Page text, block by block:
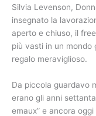
Silvia Levenson,
insegnato la
aperto e chiuso, il
più vasti in un mondo
regalo meraviglioso.
Da piccola guardavo
erano gli anni
emaux” e ancora